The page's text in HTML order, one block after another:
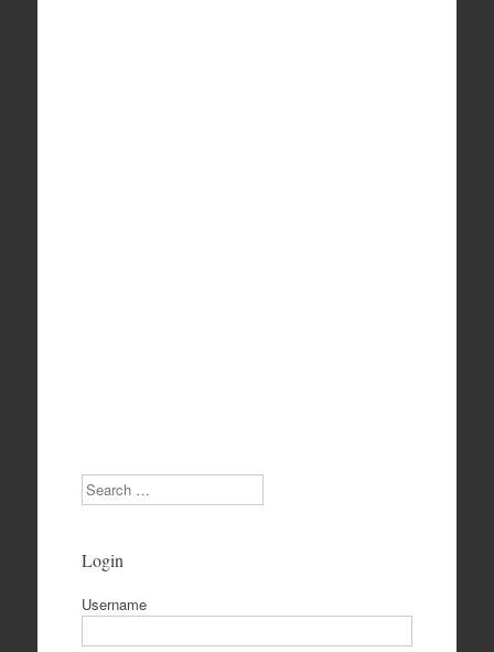
Search
Login
Username